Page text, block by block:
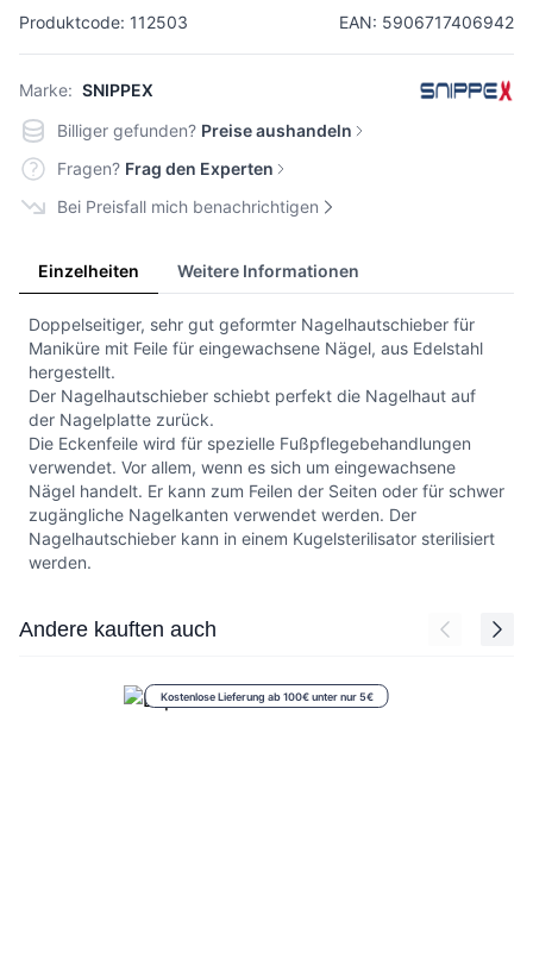
Produktcode: 112503 EAN: 5906717406942
Marke: SNIPPEX
Billiger gefunden? Preise aushandeln
Fragen? Frag den Experten
Bei Preisfall mich benachrichtigen
Einzelheiten Weitere Informationen
Doppelseitiger, sehr gut geformter Nagelhautschieber für
Maniküre mit Feile für eingewachsene Nägel, aus Edelstahl
hergestellt.
Der Nagelhautschieber schiebt perfekt die Nagelhaut auf
der Nagelplatte zurück.
Die Eckenfeile wird für spezielle Fußpflegebehandlungen
verwendet. Vor allem, wenn es sich um eingewachsene
Nägel handelt. Er kann zum Feilen der Seiten oder für schwer
zugängliche Nagelkanten verwendet werden. Der
Nagelhautschieber kann in einem Kugelsterilisator sterilisiert
werden.
Press to skip carousel
Andere kauften auch
Kostenlose Lieferung ab 100€ unter nur 5€